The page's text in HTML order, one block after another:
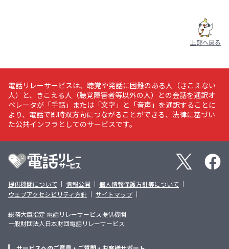
上部へ戻る
電話リレーサービスは、聴覚や発話に困難のある人（きこえない
人）と、きこえる人（聴覚障害者等以外の人）との会話を通訳オ
ペレータが「手話」または「文字」と「音声」を通訳することに
より、電話で即時双方向につながることができる、法律に基づい
た公共インフラとしてのサービスです。
電話リレーサービスのその他のメニュー
提供機関について
情報公開
個人情報保護方針等について
ウェブアクセシビリティ方針
サイトマップ
総務大臣指定 電話リレーサービス提供機関
一般財団法人日本財団電話リレーサービス
X